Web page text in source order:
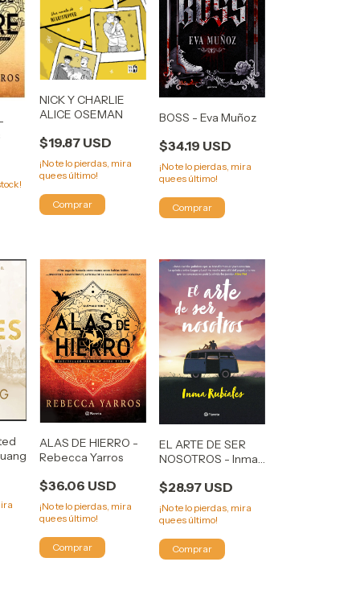
NICK Y CHARLIE
ALICE OSEMAN
$19.87 USD
¡No te lo pierdas, mira
que es último!
BOSS - Eva Muñoz
$34.19 USD
¡No te lo pierdas, mira
que es último!
ALAS DE HIERRO -
Rebecca Yarros
$36.06 USD
¡No te lo pierdas, mira
que es último!
EL ARTE DE SER
NOSOTROS - Inma
$28.97 USD
¡No te lo pierdas, mira
que es último!